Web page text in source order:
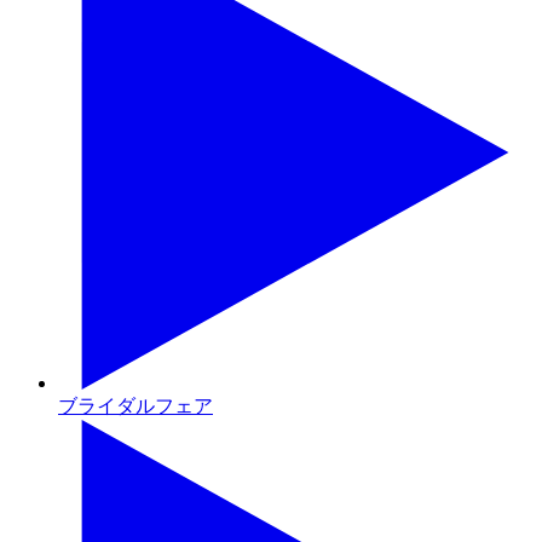
ブライダルフェア